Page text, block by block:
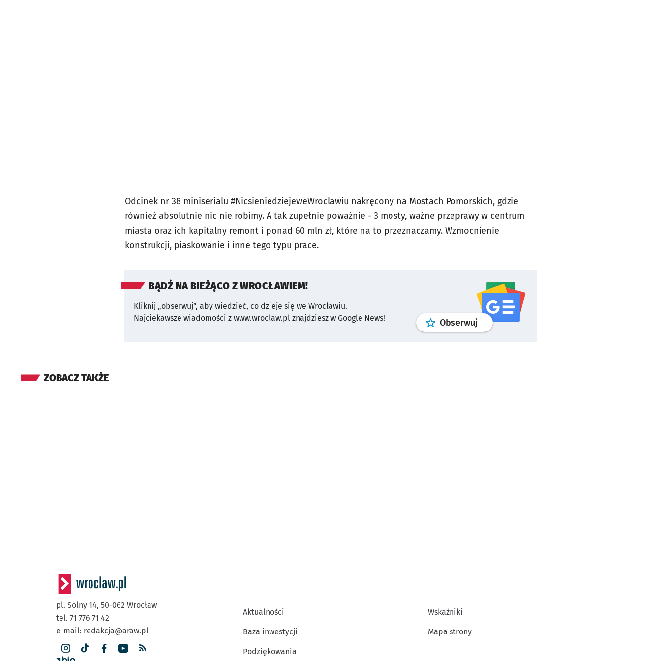
Odcinek nr 38 miniserialu #NicsieniedziejeweWroclawiu nakręcony na Mostach Pomorskich, gdzie
również absolutnie nic nie robimy. A tak zupełnie poważnie - 3 mosty, ważne przeprawy w centrum
miasta oraz ich kapitalny remont i ponad 60 mln zł, które na to przeznaczamy. Wzmocnienie
konstrukcji, piaskowanie i inne tego typu prace.
BĄDŹ NA BIEŻĄCO Z WROCŁAWIEM!
Kliknij „obserwuj”, aby wiedzieć, co dzieje się we Wrocławiu.
Najciekawsze wiadomości z www.wroclaw.pl znajdziesz w Google News!
Obserwuj profilgoogle news
ZOBACZ TAKŻE
pl. Solny 14, 50-062 Wrocław
tel. 71 776 71 42
e-mail: redakcja@araw.pl
Aktualności
Baza inwestycji
Podziękowania
Wskaźniki
Mapa strony